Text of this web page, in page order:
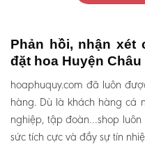
Phản hồi, nhận xét
đặt hoa Huyện Châu
hoaphuquy.com đã luôn
hàng. Dù là khách hàng cá
nghiệp, tập đoàn…shop
sức tích cực và đầy sự tín